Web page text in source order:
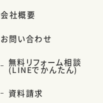
会社概要
お問い合わせ
無料リフォーム相談
(LINEでかんたん)
資料請求